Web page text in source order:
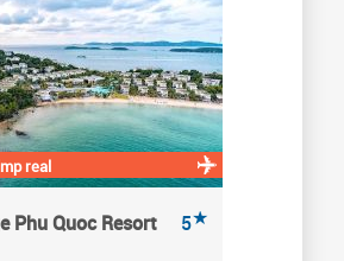
real
Phu Quoc Resort 5★